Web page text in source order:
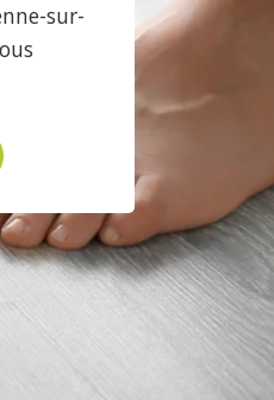
sur-